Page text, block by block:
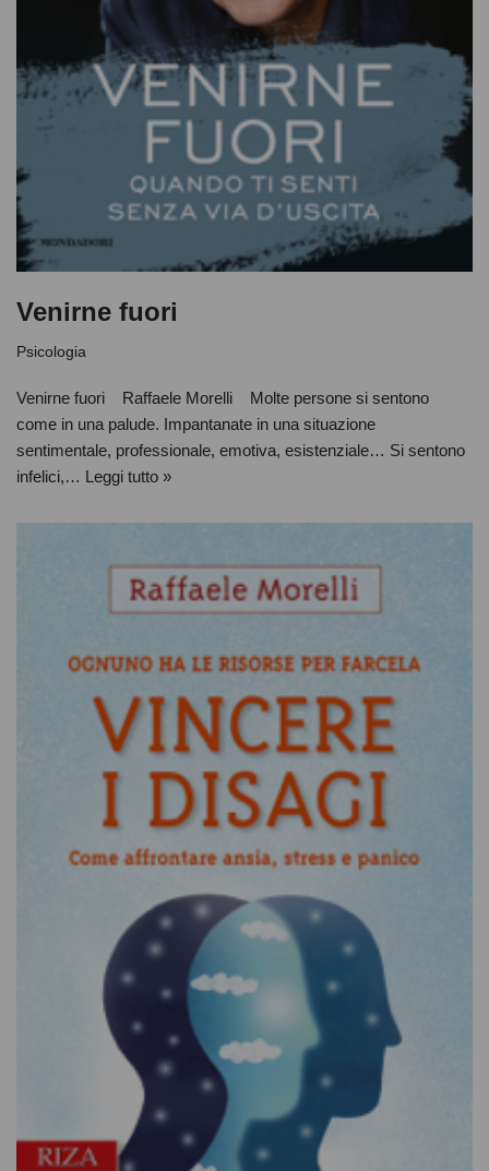
Venirne fuori
Psicologia
Venirne fuori Raffaele Morelli Molte persone si sentono
come in una palude. Impantanate in una situazione
sentimentale, professionale, emotiva, esistenziale… Si sentono
infelici,… Leggi tutto »